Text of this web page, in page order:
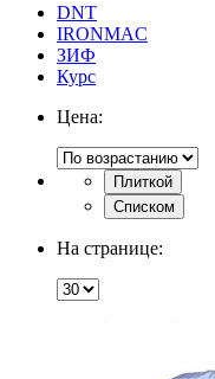
DNT
IRONMAC
ЗИФ
Курс
Цена:
Плиткой
Списком
На странице: